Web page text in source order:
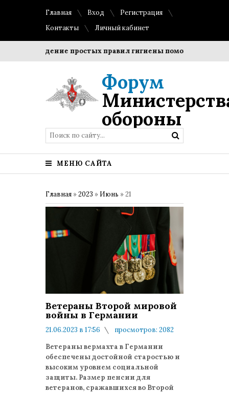
Главная Вход
Регистрация
Контакты
Личный кабинет
Соблюдение простых правил гигиены помогает
Форум
обороны
МЕНЮ САЙТА
Главная »2023 » Июнь »21
Ветераны Второй мировой
войны в Германии
21.06.2023 в 17:56
просмотров: 2082
Ветераны вермахта в Германии
обеспечены достойной старостью и
высоким уровнем социальной
защиты. Размер пенсии для
ветеранов, сражавшихся во Второй